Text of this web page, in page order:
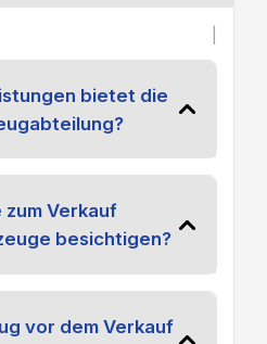
bietet die
zum Verkauf
besichtigen?
vor dem Verkauf